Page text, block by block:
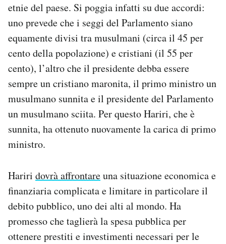
etnie del paese. Si poggia infatti su due accordi:
uno prevede che i seggi del Parlamento siano
equamente divisi tra musulmani (circa il 45 per
cento della popolazione) e cristiani (il 55 per
cento), l’altro che il presidente debba essere
sempre un cristiano maronita, il primo ministro un
musulmano sunnita e il presidente del Parlamento
un musulmano sciita. Per questo Hariri, che è
sunnita, ha ottenuto nuovamente la carica di primo
ministro.
Hariri dovrà affrontareuna situazione economica e
finanziaria complicata e limitare in particolare il
debito pubblico, uno dei alti al mondo. Ha
promesso che taglierà la spesa pubblica per
ottenere prestiti e investimenti necessari per le